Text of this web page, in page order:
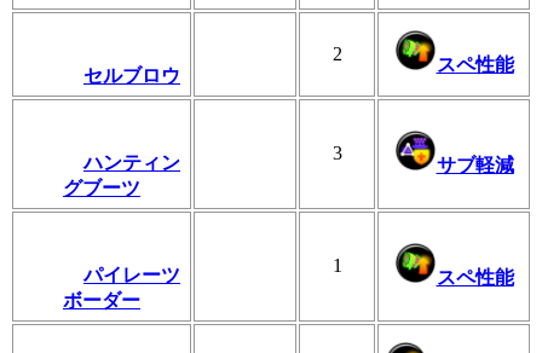
セルブロウ
2
スペ性能
ハンティン
グブーツ
3
サブ軽減
パイレーツ
ボーダー
1
スペ性能